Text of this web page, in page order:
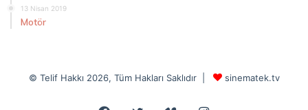
13 Nisan 2019
Motör
© Telif Hakkı 2026, Tüm Hakları Saklıdır | sinematek.tv